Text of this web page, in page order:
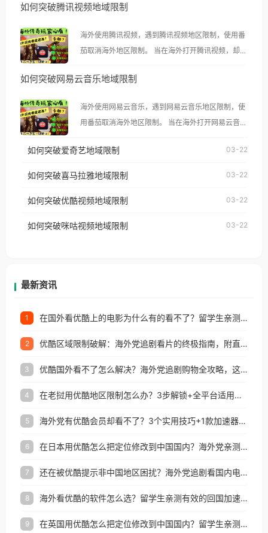
如何突破腾讯视频地域限制
海外使用腾讯视频，遇到腾讯视频地区限制，使用番
茄取消海外地区限制。 当在海外打开腾讯视频，却突
示语。 海外用户如香港、澳门、台湾、美国、加拿
像其他音乐平台一样，出现地区及版权限制问题，且
仅能在中国大陆地区播放。 遇到这个问题的朋友们，
台湾、美国、加拿大、澳大利亚、欧洲等国家和地区
权限制所困扰。
如何突破网易云音乐地域限制
海外使用网易云音乐，遇到网易云音乐地区限制，使
用番茄取消海外地区限制。 当在海外打开网易云音
播放”的提示语。 海外用户如香港、澳门、台湾、美
制问题，且仅能在中国大陆地区播放。 遇到这个问题
户收听网易云音乐地区版权限制」的问题，无论人在
如何突破爱奇艺地域限制 03-22
如何突破喜马拉雅地域限制 03-22
如何突破优酷视频地域限制 03-22
如何突破咪咕视频地域限制 03-22
最新资讯
1 在国外看优酷上的电影为什么有的看不了？留学生亲测有效的回国加速方案
2 优酷区域限制破解：海外党追剧看片的终极指南，附直播欧冠+1905电影网解决方案
3 优酷国外看不了怎么解决？海外党追剧购物全攻略，这招亲测有效！
4 在老挝用优酷地区限制怎么办？3步解锁+全平台适用的回国加速器指南
5 海外党有优酷会员却看不了？3个实用技巧+1款加速器解决追剧&金融APP难题
6 在日本用优酷怎么把定位修改到中国国内？海外党亲测有效的回国加速指南
7 还在被优酷提示非中国地区困扰？海外党追剧看国内电影的正确打开方式
8 海外看优酷的软件怎么选？留学生亲测有效的回国加速方案
9 在英国用优酷怎么把定位修改到中国国内？留学生亲测有效的回国加速方案